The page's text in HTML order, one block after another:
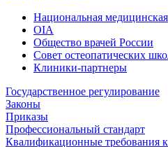
Национальная медицинская
OIA
Общество врачей России
Совет остеопатических
Клиники-партнеры
Государственное регулирование
Законы
Приказы
Профессиональный стандарт
Квалификационные требования к